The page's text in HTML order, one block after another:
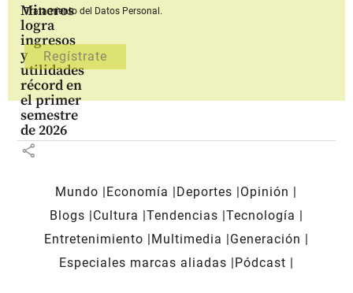
Mineros
logra
ingresos
y
utilidades
récord en
el primer
semestre
de 2026
share
Tratamiento del Datos Personal.
Mundo Economía Deportes
Opinión
Blogs
Cultura Tendencias Tecnología
Entretenimiento
Multimedia
Generación
Especiales marcas aliadas
Pódcast